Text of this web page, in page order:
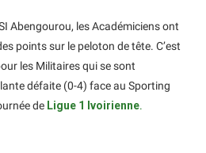
Abengourou, les Académiciens ont
points sur le peloton de tête. C’est
les Militaires qui se sont
défaite (0-4) face au Sporting
de Ligue 1 Ivoirienne.